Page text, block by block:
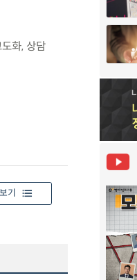
화, 상담
기